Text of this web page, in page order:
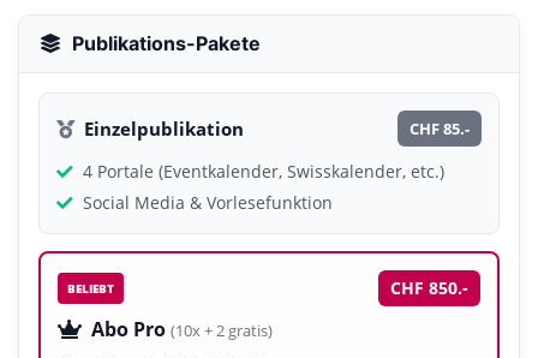
Publikations-Pakete
Einzelpublikation CHF 85.-
4 Portale (Eventkalender, Swisskalender, etc.)
Social Media & Vorlesefunktion
BELIEBT CHF 850.-
Abo Pro (10x + 2 gratis)